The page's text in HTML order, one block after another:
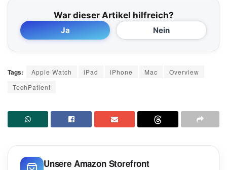
War dieser Artikel hilfreich?
Ja Nein
Tags: Apple Watch iPad iPhone Mac
Overview
TechPatient
Unsere Amazon Storefront